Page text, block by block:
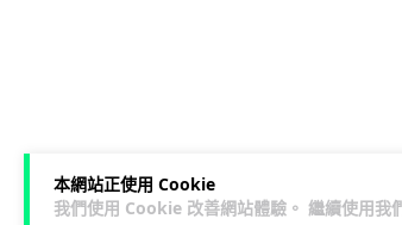
本網站正使用 Cookie
我們使用 Cookie 改善網站體驗。 繼續使用我